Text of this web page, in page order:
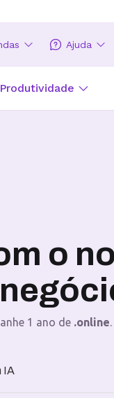
Ajuda
Produtividade
o
1 ano de .online.
IA